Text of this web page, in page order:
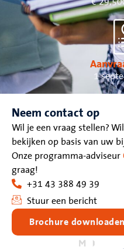
1
Neem contact op
Wil je een vraag stellen?
bekijken op basis van uw
Onze programma-adviseur
graag!
+31 43 388 49 39
Stuur een bericht
Brochure downloaden